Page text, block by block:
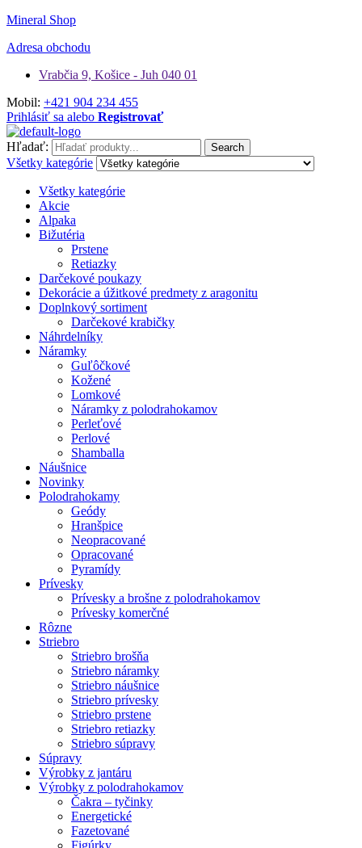
Mineral Shop
Adresa obchodu
Vrabčia 9, Košice - Juh 040 01
Mobil: +421 904 234 455
Prihlásiť sa alebo Registrovať
Hľadať: Search
Všetky kategórie
Všetky kategórie
Akcie
Alpaka
Bižutéria
Prstene
Retiazky
Darčekové poukazy
Dekorácie a úžitkové predmety z aragonitu
Doplnkový sortiment
Darčekové krabičky
Náhrdelníky
Náramky
Guľôčkové
Kožené
Lomkové
Náramky z polodrahokamov
Perleťové
Perlové
Shamballa
Náušnice
Novinky
Polodrahokamy
Geódy
Hranšpice
Neopracované
Opracované
Pyramídy
Prívesky
Prívesky a brošne z polodrahokamov
Prívesky komerčné
Rôzne
Striebro
Striebro brošňa
Striebro náramky
Striebro náušnice
Striebro prívesky
Striebro prstene
Striebro retiazky
Striebro súpravy
Súpravy
Výrobky z jantáru
Výrobky z polodrahokamov
Čakra – tyčinky
Energetické
Fazetované
Figúrky